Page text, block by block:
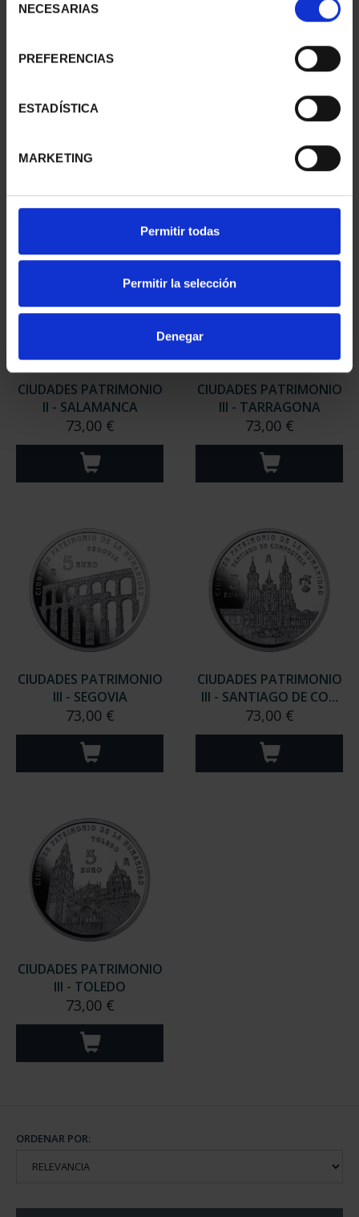
NECESARIAS
PREFERENCIAS
ESTADÍSTICA
MARKETING
Permitir todas
Permitir la selección
Denegar
CIUDADES PATRIMONIO
- ÁVILA
CIUDADES PATRIMONIO
II - CUENCA
CIUDADES PATRIMONIO
II - SALAMANCA
73,00 €
CIUDADES PATRIMONIO
III - TARRAGONA
73,00 €
CIUDADES PATRIMONIO
III - SEGOVIA
73,00 €
CIUDADES PATRIMONIO
III - SANTIAGO DE CO...
73,00 €
CIUDADES PATRIMONIO
III - TOLEDO
73,00 €
ORDENAR POR: